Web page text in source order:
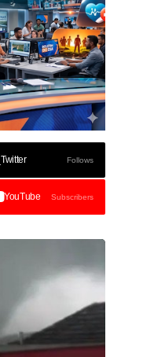
Twitter Follows
YouTube Subscribers